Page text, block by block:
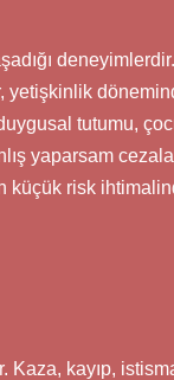
yetişkinlik
tutumu,
yaparsam
küçük risk
kayıp,